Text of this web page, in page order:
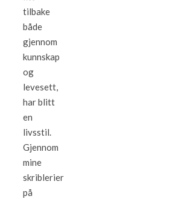
tilbake
både
gjennom
kunnskap
og
levesett,
har blitt
en
livsstil.
Gjennom
mine
skriblerier
på